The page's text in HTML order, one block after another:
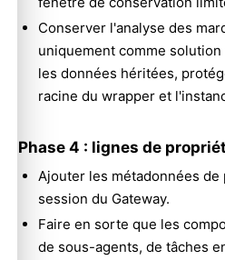
Conserver l'analyse des
uniquement comme
les données héritées,
racine du wrapper et
Phase 4 : lignes de
Ajouter les métadonnées
session du Gateway.
Faire en sorte que les
de sous-agents, de tâches